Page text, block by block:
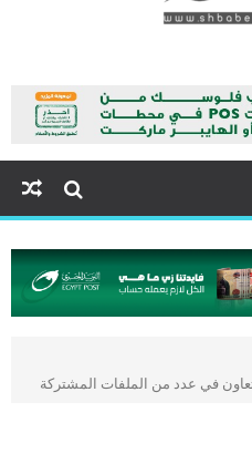
شباب الصعيد
في عدد من الملفات المشتركة